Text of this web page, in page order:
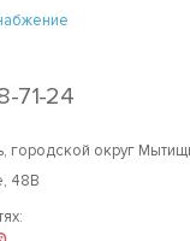
71-24
городской округ
48В